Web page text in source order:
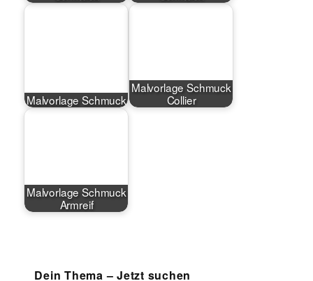
Malvorlage Schmuck
Malvorlage Schmuck
Collier
Malvorlage Schmuck
Armreif
Dein Thema – Jetzt suchen